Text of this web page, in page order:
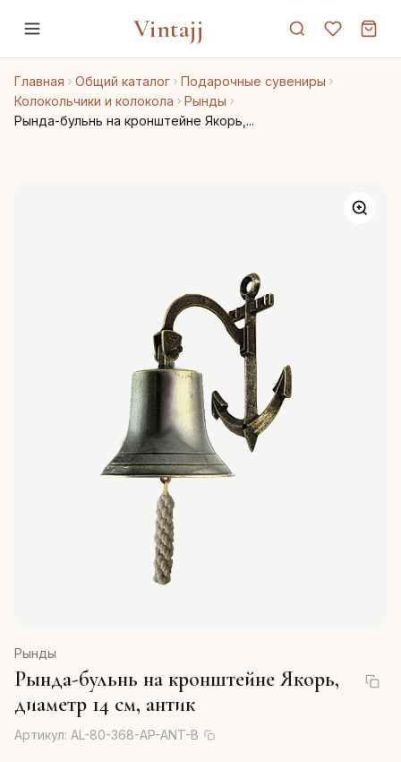
Vintajj
Главная Общий каталог
Подарочные сувениры
Колокольчики и колокола
Рынды
Рында-бульнь на кронштейне Якорь,...
Рынды
Рында-бульнь на кронштейне Якорь,
диаметр 14 см, антик
Артикул: AL-80-368-AP-ANT-B